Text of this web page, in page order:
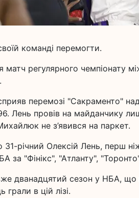
команді перемогти.
матч регулярного чемпіонату
перемозі "Сакраменто"
Лень провів на майданчику
не з’явився на паркет.
річний Олексій Лень, перш
за "Фінікс", "Атланту",
дванадцятий сезон у НБА, що
грали в цій лізі.